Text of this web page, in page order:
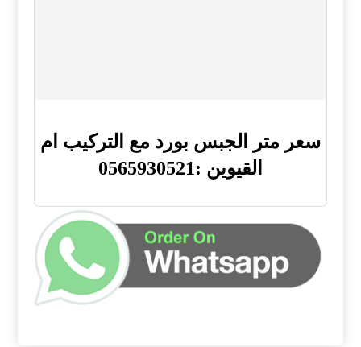
سعر متر الجبس بورد مع التركيب ام
القيوين :0565930521